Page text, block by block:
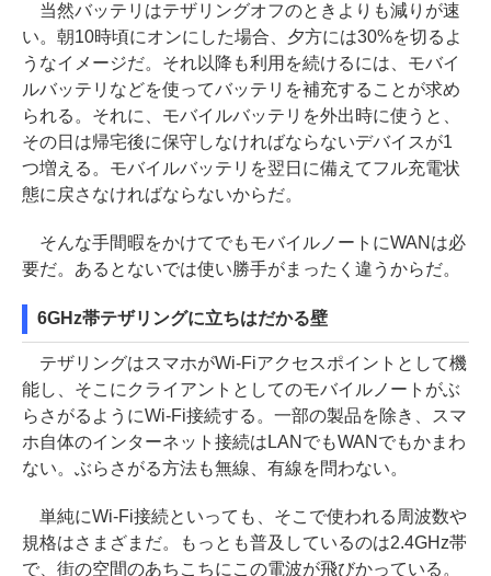
当然バッテリはテザリングオフのときよりも減りが速
い。朝10時頃にオンにした場合、夕方には30%を切るよ
うなイメージだ。それ以降も利用を続けるには、モバイ
ルバッテリなどを使ってバッテリを補充することが求め
られる。それに、モバイルバッテリを外出時に使うと、
その日は帰宅後に保守しなければならないデバイスが1
つ増える。モバイルバッテリを翌日に備えてフル充電状
態に戻さなければならないからだ。
そんな手間暇をかけてでもモバイルノートにWANは必
要だ。あるとないでは使い勝手がまったく違うからだ。
6GHz帯テザリングに立ちはだかる壁
テザリングはスマホがWi-Fiアクセスポイントとして機
能し、そこにクライアントとしてのモバイルノートがぶ
らさがるようにWi-Fi接続する。一部の製品を除き、スマ
ホ自体のインターネット接続はLANでもWANでもかまわ
ない。ぶらさがる方法も無線、有線を問わない。
単純にWi-Fi接続といっても、そこで使われる周波数や
規格はさまざまだ。もっとも普及しているのは2.4GHz帯
で、街の空間のあちこちにこの電波が飛びかっている。